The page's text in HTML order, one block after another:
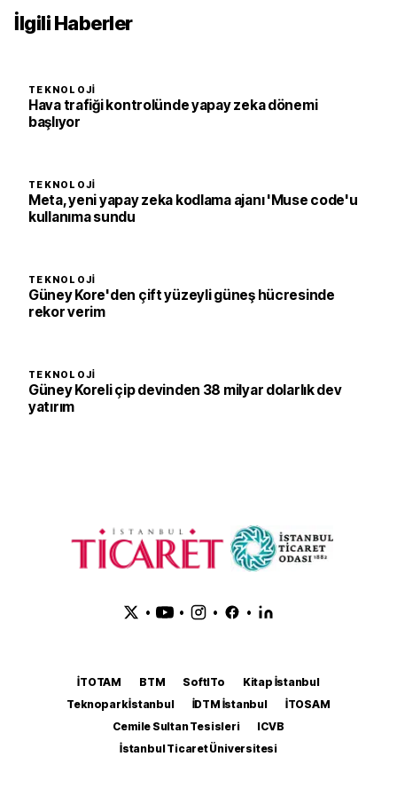
İlgili Haberler
TEKNOLOJI
Hava trafiği kontrolünde yapay zeka dönemi
başlıyor
TEKNOLOJI
Meta, yeni yapay zeka kodlama ajanı 'Muse code'u
kullanıma sundu
TEKNOLOJI
Güney Kore'den çift yüzeyli güneş hücresinde
rekor verim
TEKNOLOJI
Güney Koreli çip devinden 38 milyar dolarlık dev
yatırım
• • • •
İTOTAM BTM SoftITo
Kitap İstanbul
Teknopark İstanbul
İDTM İstanbul
İTOSAM
Cemile Sultan Tesisleri
ICVB
İstanbul Ticaret Üniversitesi